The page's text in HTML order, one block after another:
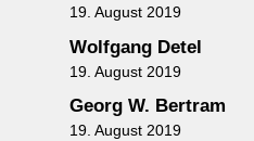
19. August 2019
Wolfgang Detel
19. August 2019
Georg W. Bertram
19. August 2019